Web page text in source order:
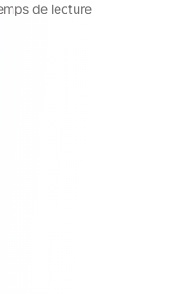
de lecture